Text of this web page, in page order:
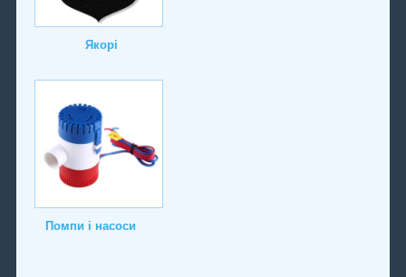
Якорі
Помпи і насоси